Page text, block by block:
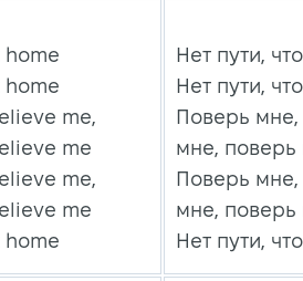
home
home
me,
me
me,
me
home
Нет пути,
Нет пути,
Поверь
мне, поверь
Поверь
мне, поверь
Нет пути,